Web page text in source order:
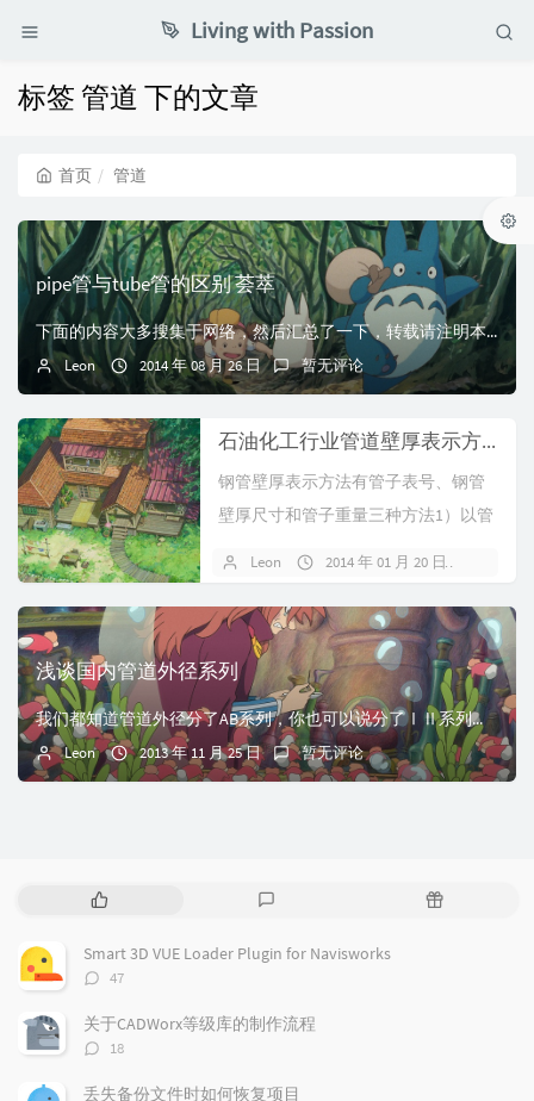
Living with Passion
标签 管道 下的文章
首页 管道
pipe管与tube管的区别 荟萃
下面的内容大多搜集于网络，然后汇总了一下，转载请注明本文链接。1. PIPE：标准型号管；TUBE： 非标准型号管；按照ANSI和API标准规格制造的管子...
Leon 2014 年 08 月 26 日 暂无评论
石油化工行业管道壁厚表示方法
钢管壁厚表示方法有管子表号、钢管
壁厚尺寸和管子重量三种方法1）以管
力的比值乘以1000,并经圆整后的数
值。即: Sch＝P/[σ]t×1000A...
Leon 2014 年 01 月 20 日
浅谈国内管道外径系列
我们都知道管道外径分了AB系列，你也可以说分了ⅠⅡ系列。我国的石化工业起步时，是引进前苏联的设备，采用的都是小外径系列（即目前欧洲体系中的B系列）。从上世...
Leon 2013 年 11 月 25 日 暂无评论
热
文
评
随
Smart 3D VUE Loader Plugin for Navisworks
评
数：
47
关于CADWorx等级库的制作流程
评
数：
18
丢失备份文件时如何恢复项目